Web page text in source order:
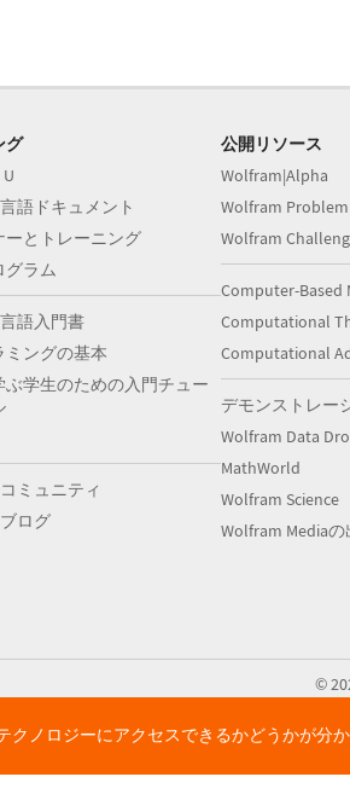
グ
語ドキュメント
ーとトレーニング
グラム
語入門書
ミングの基本
ぶ学生のための入門チュー
ミュニティ
ログ
公開リソース
Wolfram|Alpha
Wolfram
Wolfram
Computer-Based
Computational
Computational
デモンストレー
Wolfram Data
MathWorld
Wolfram Science
Wolfram Media
©
クノロジーにアクセスできるかどうかが分